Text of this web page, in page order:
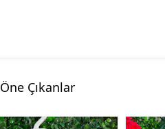
Öne Çıkanlar